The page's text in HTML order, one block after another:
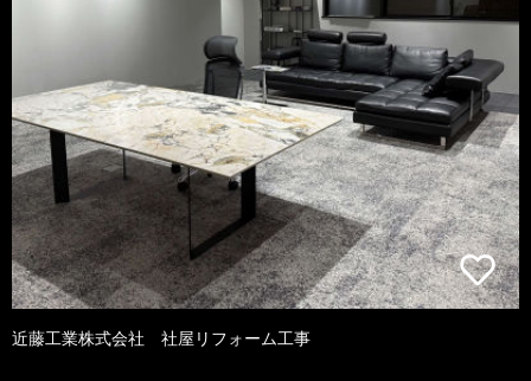
近藤工業株式会社 社屋リフォーム工事